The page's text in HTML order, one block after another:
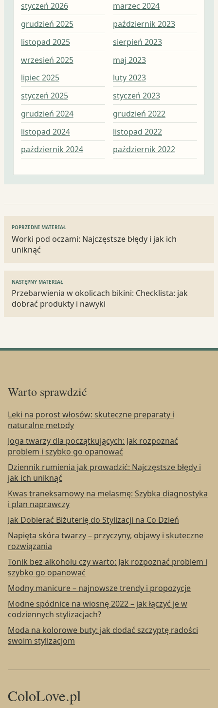
styczeń 2026
grudzień 2025
listopad 2025
wrzesień 2025
lipiec 2025
styczeń 2025
grudzień 2024
listopad 2024
październik 2024
marzec 2024
październik 2023
sierpień 2023
maj 2023
luty 2023
styczeń 2023
grudzień 2022
listopad 2022
październik 2022
Nawigacja
wpisu
POPRZEDNI MATERIAŁ
Worki pod oczami: Najczęstsze błędy i jak ich
uniknąć
NASTĘPNY MATERIAŁ
Przebarwienia w okolicach bikini: Checklista: jak
dobrać produkty i nawyki
Warto sprawdzić
Leki na porost włosów: skuteczne preparaty i
naturalne metody
Joga twarzy dla początkujących: Jak rozpoznać
problem i szybko go opanować
Dziennik rumienia jak prowadzić: Najczęstsze błędy i
jak ich uniknąć
Kwas traneksamowy na melasmę: Szybka diagnostyka
i plan naprawczy
Jak Dobierać Biżuterię do Stylizacji na Co Dzień
Napięta skóra twarzy – przyczyny, objawy i skuteczne
rozwiązania
Tonik bez alkoholu czy warto: Jak rozpoznać problem i
szybko go opanować
Modny manicure – najnowsze trendy i propozycje
Modne spódnice na wiosnę 2022 – jak łączyć je w
codziennych stylizacjach?
Moda na kolorowe buty: jak dodać szczyptę radości
swoim stylizacjom
ColoLove.pl